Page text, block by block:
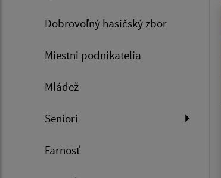
Dobrovoľný hasičský zbor
Miestni podnikatelia
Mládež
Seniori
Farnosť